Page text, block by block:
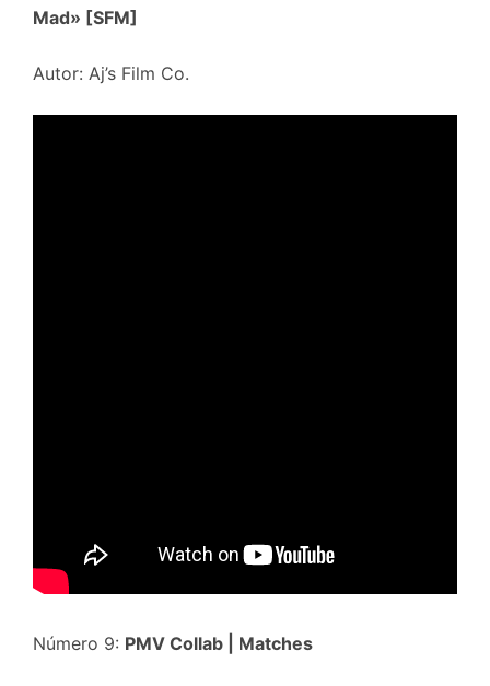
Mad» [SFM]
Autor: Aj’s Film Co.
Número 9: PMV Collab | Matches